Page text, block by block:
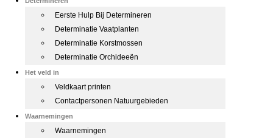
Eerste Hulp Bij Determineren
Determinatie Vaatplanten
Determinatie Korstmossen
Determinatie Orchideeën
Het veld in
Veldkaart printen
Contactpersonen Natuurgebieden
Waarnemingen
Waarnemingen